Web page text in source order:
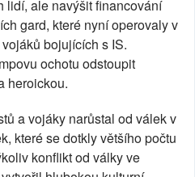
lidí, ale navýšit financování
gard, které nyní operovaly v
bojujících s IS.
ochotu odstoupit
heroickou.
a vojáky narůstal od válek v
které se dotkly většího počtu
konflikt od války ve